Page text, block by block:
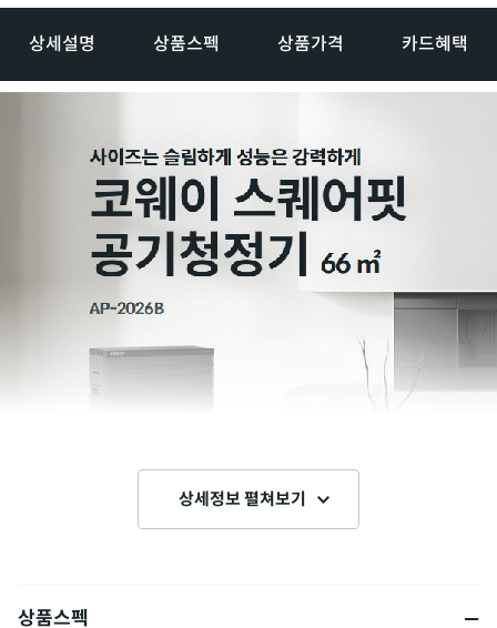
상세설명 상품스펙 상품가격 카드혜택
상세정보 펼쳐보기
상품스펙